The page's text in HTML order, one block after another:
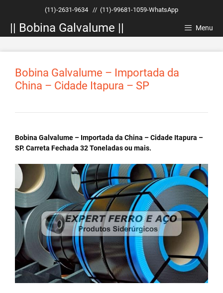
conteúdo
(11)-2631-9634 // (11)-99681-1059-WhatsApp
|| Bobina Galvalume || Menu
Bobina Galvalume – Importada da
China – Cidade Itapura – SP
Bobina Galvalume – Importada da China – Cidade Itapura –
SP. Carreta Fechada 32 Toneladas ou mais.